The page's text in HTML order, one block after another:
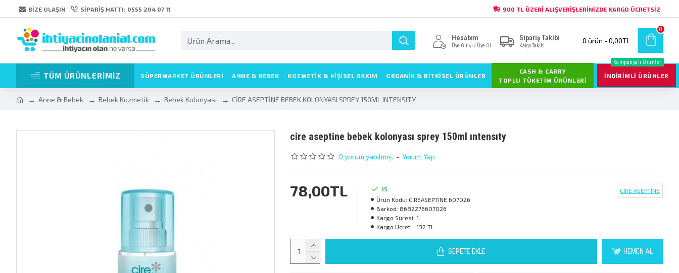
BIZE ULAŞIN SIPARIŞ HATTI: 0555 204 07 11 900 TL ÜZERI ALIŞVERIŞLERINIZDE KARGO ÜCRETSIZ
Hesabım
Üye Girişi / Üye Ol
Sipariş Takibi
Kargo Takibi
0 ürün - 0,00TL
0
TÜM ÜRÜNLERİMİZ SÜPERMARKET ÜRÜNLERI ANNE & BEBEK KOZMETIK & KIŞISEL BAKIM ORGANİK & BİTKİSEL ÜRÜNLER
CASH & CARRY
TOPLU TÜKETIM ÜRÜNLERI
İNDIRIMLI ÜRÜNLER
Kampanyalı Ürünler
Anne & Bebek Bebek Kozmetik Bebek Kolonyası CİRE ASEPTİNE BEBEK KOLONYASI SPREY 150ML INTENSITY
ci̇re asepti̇ne bebek kolonyasi sprey 150ml intensity
0 yorum yapılmış. - Yorum Yap
78,00TL
15
Ürün Kodu: CİREASEPTİNE 607026
Barkod: 8682276607026
Kargo Süresi: 1
Kargo Ücreti : 132 TL
CİRE ASEPTİNE
SEPETE EKLE HEMEN AL